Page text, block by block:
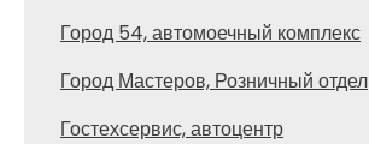
Город 54, автомоечный комплекс
Город Мастеров, Розничный отдел
Гостехсервис, автоцентр